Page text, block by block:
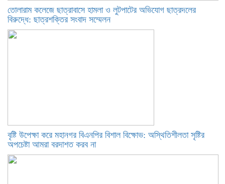
তোলারাম কলেজে ছাত্রাবাসে হামলা ও লুটপাটের অভিযোগ ছাত্রদলের
বিরুদ্ধে: ছাত্রশক্তির সংবাদ সম্মেলন
বৃষ্টি উপেক্ষা করে মহানগর বিএনপির বিশাল বিক্ষোভ: অস্থিতিশীলতা সৃষ্টির
অপচেষ্টা আমরা বরদাশত করব না